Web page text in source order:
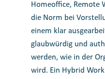
Homeoffice, Remote
die Norm bei
einem klar
glaubwürdig und
werden, wie in der
wird. Ein Hybrid